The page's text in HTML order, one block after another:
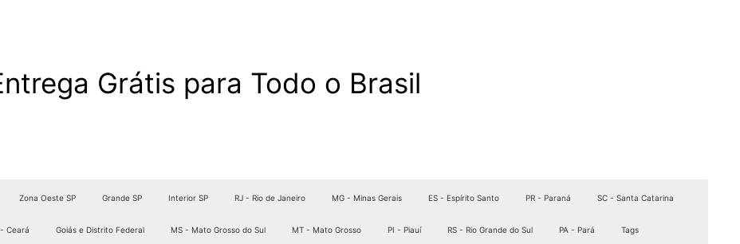
Grátis para Todo o Brasil
Zona Oeste SP Grande SP Interior SP RJ - Rio de Janeiro MG - Minas Gerais ES - Espírito Santo PR - Paraná SC - Santa Catarina
Ceará Goiás e Distrito Federal MS - Mato Grosso do Sul MT - Mato Grosso PI - Piauí RS - Rio Grande do Sul PA - Pará Tags